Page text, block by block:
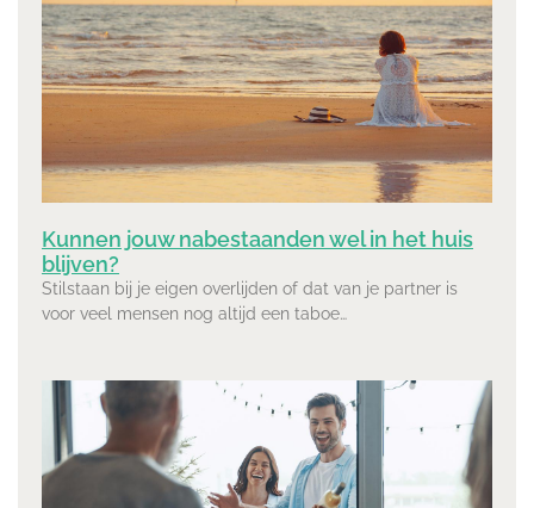
Kunnen jouw nabestaanden wel in het huis
blijven?
Stilstaan bij je eigen overlijden of dat van je partner is
voor veel mensen nog altijd een taboe…